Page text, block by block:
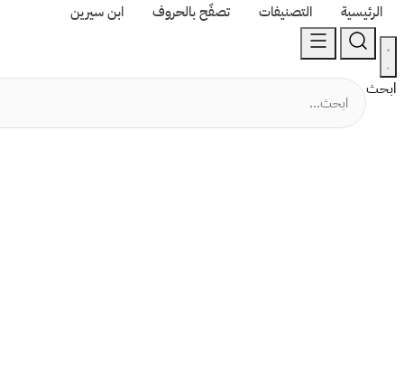
الرئيسية التصنيفات تصفّح بالحروف ابن سيرين
ابحث